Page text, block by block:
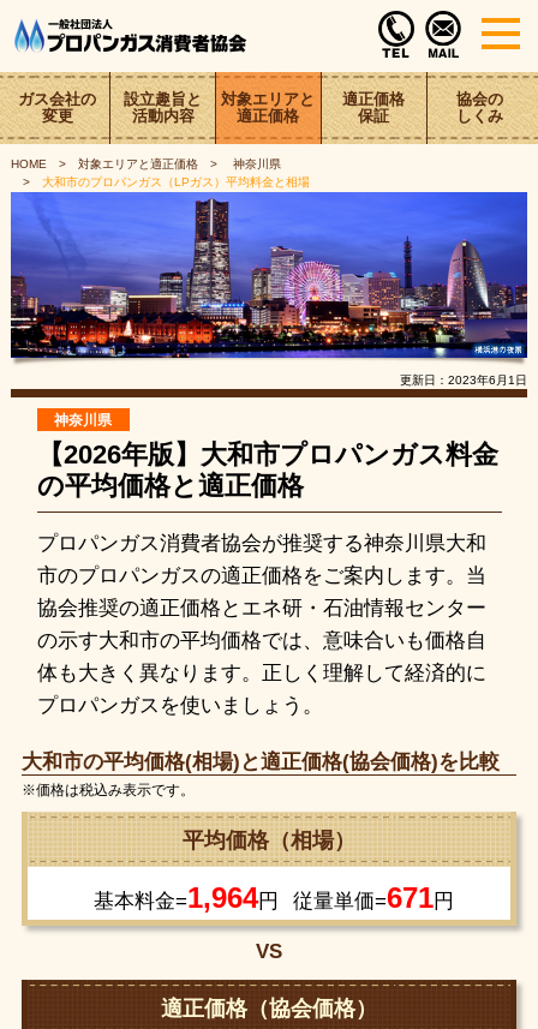
ガス会社の
変更
設立趣旨と
活動内容
対象エリアと
適正価格
適正価格
保証
協会の
しくみ
HOME 対象エリアと適正価格
神奈川県
大和市のプロパンガス（LPガス）平均料金と相場
更新日： 2023年6月1日
神奈川県
【2026年版】大和市プロパンガス料金
の平均価格と適正価格
プロパンガス消費者協会が推奨する神奈川県大和
市のプロパンガスの適正価格をご案内します。当
協会推奨の適正価格とエネ研・石油情報センター
の示す大和市の平均価格では、意味合いも価格自
体も大きく異なります。正しく理解して経済的に
プロパンガスを使いましょう。
大和市の平均価格(相場)と適正価格(協会価格)を比較
※価格は税込み表示です。
平均価格（相場）
基本料金=1,964円 従量単価=671円
VS
適正価格（協会価格）